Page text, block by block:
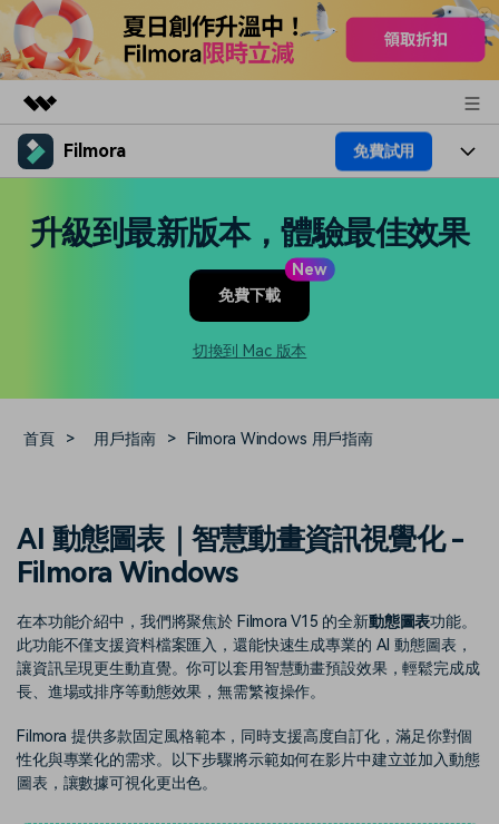
精選產品
實用工具
總覽
支援
Filmora 免費試用
文字
速生成相似風格影片
100 點兌積分
部落格
幫助中心
聯絡我們
我們隨時為您提供協助
案例分享
如何用 Filmora 做出影響力
聯盟計劃
開啟企業級合作夥伴關係
企業服務
簡單的商業影片解決方案
產品信息
立即購買 登入
搜尋
升級到最新版本，體驗最佳效果
New
免費下載
切換到 Mac 版本
首頁 > 用戶指南 > Filmora Windows 用戶指南
AI 動態圖表｜智慧動畫資訊視覺化 -
Filmora Windows
在本功能介紹中，我們將聚焦於 Filmora V15 的全新動態圖表功能。
此功能不僅支援資料檔案匯入，還能快速生成專業的 AI 動態圖表，
讓資訊呈現更生動直覺。你可以套用智慧動畫預設效果，輕鬆完成成
長、進場或排序等動態效果，無需繁複操作。
Filmora 提供多款固定風格範本，同時支援高度自訂化，滿足你對個
性化與專業化的需求。以下步驟將示範如何在影片中建立並加入動態
圖表，讓數據可視化更出色。